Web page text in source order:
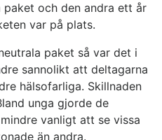
och den andra ett år
var på plats.
paket så var det i
sannolikt att deltagarna
hälsofarliga. Skillnaden
unga gjorde de
vanligt att se vissa
än andra.